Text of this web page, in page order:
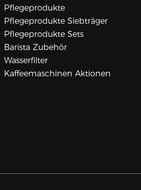
Pflegeprodukte
Pflegeprodukte Siebträger
Pflegeprodukte Sets
Barista Zubehör
Wasserfilter
Kaffeemaschinen Aktionen